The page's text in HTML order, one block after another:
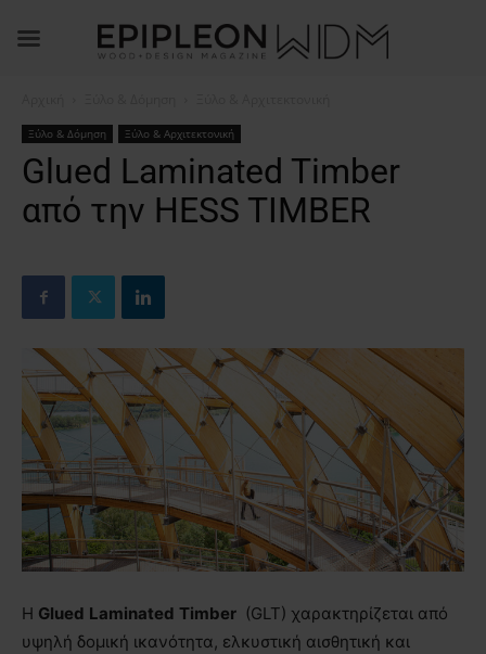
Ξύλο & Δόμηση Ξύλο & Αρχιτεκτονική
Glued Laminated Timber
από την HESS TIMBER
Η Glued Laminated Timber (GLT) χαρακτηρίζεται από
υψηλή δομική ικανότητα, ελκυστική αισθητική και